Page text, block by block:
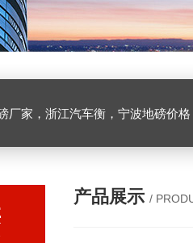
家，浙江汽车衡，宁波地磅价格，浙江地
产品展示 /